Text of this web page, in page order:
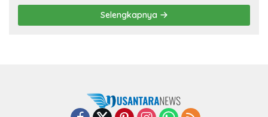
Selengkapnya